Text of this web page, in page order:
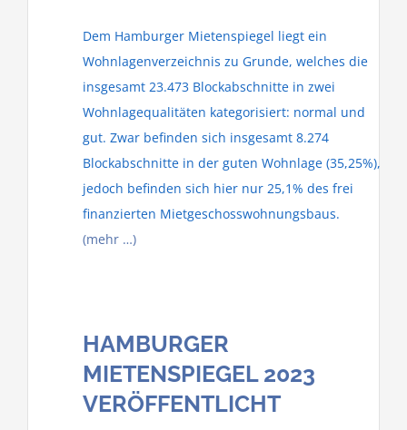
Dem Hamburger Mietenspiegel liegt ein
Wohnlagenverzeichnis zu Grunde, welches die
insgesamt 23.473 Blockabschnitte in zwei
Wohnlagequalitäten kategorisiert: normal und
gut. Zwar befinden sich insgesamt 8.274
Blockabschnitte in der guten Wohnlage (35,25%),
jedoch befinden sich hier nur 25,1% des frei
finanzierten Mietgeschosswohnungsbaus.
(mehr …)
HAMBURGER
MIETENSPIEGEL 2023
VERÖFFENTLICHT